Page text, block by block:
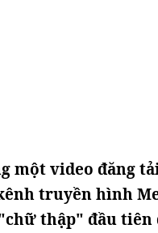
một video đăng
truyền hình
thập" đầu tiên